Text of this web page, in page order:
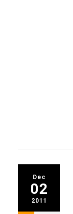
Dec
02
2011